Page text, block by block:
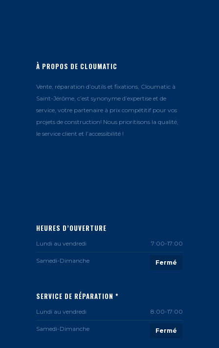
À PROPOS DE CLOUMATIC
Vente, réparation d’outils et fixations, Cloumatic à
Saint-Jérôme, c’est synonyme d’expertise et de
service, votre partenaire à prix compétitif pour vos
projets de construction! Nous prioritisons la qualité,
le service client et l’accessibilité !
HEURES D’OUVERTURE
Lundi au vendredi 7:00-17:00
Samedi-Dimanche Fermé
SERVICE DE RÉPARATION *
Lundi au vendredi 8:00-17:00
Samedi-Dimanche Fermé